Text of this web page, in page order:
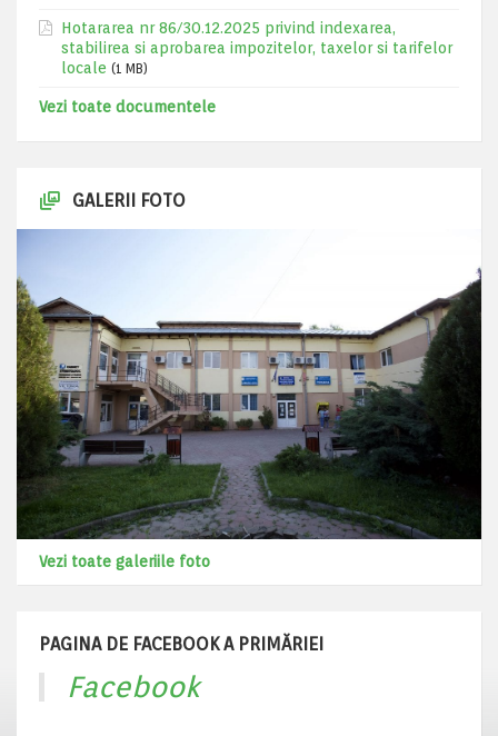
Hotararea nr 86/30.12.2025 privind indexarea,
stabilirea si aprobarea impozitelor, taxelor si tarifelor
locale (1 MB)
Vezi toate documentele
GALERII FOTO
Vezi toate galeriile foto
PAGINA DE FACEBOOK A PRIMĂRIEI
Facebook